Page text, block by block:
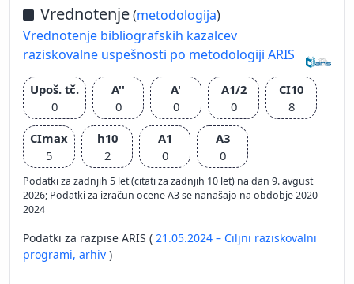
Vrednotenje(metodologija)
Vrednotenje bibliografskih kazalcev
raziskovalne uspešnosti po metodologiji ARIS
Upoš. tč.
0
A''
0
A'
0
A1/2
0
CI10
8
CImax
5
h10
2
A1
0
A3
0
Podatki za zadnjih 5 let (citati za zadnjih 10 let) na dan 9. avgust
2026; Podatki za izračun ocene A3 se nanašajo na obdobje 2020-
2024
Podatki za razpise ARIS ( 21.05.2024 – Ciljni raziskovalni
programi, arhiv )